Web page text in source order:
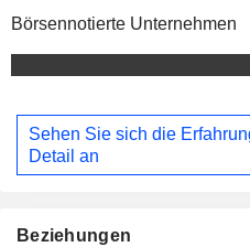
Börsennotierte Unternehmen
Sehen Sie sich die
Detail an
Beziehungen